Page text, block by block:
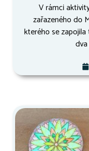
V rámci
zařazeného do
kterého se